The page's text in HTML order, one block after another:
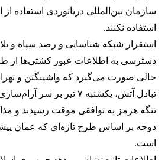
سازمان بین‌المللی دریانوردی استفاده از
استفاده نکنند.
استقرار شبکه شناسایی و رصد سپاه و
دسترسی به اطلاعات عبور کشتی‌ها از
حالی صورت می‌گیرد که واشینگتن و
تبادل آتش، یکشنبه ۷ تیر بر
تنگه هرمز به توافقی موقت رسیدند و
دوحه بر اساس طرح تازه‌ای که عمان
است.